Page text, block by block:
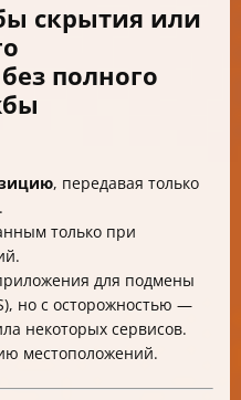
скрытия или
полного
, передавая только
только при
для подмены
но с осторожностью —
некоторых сервисов.
местоположений.